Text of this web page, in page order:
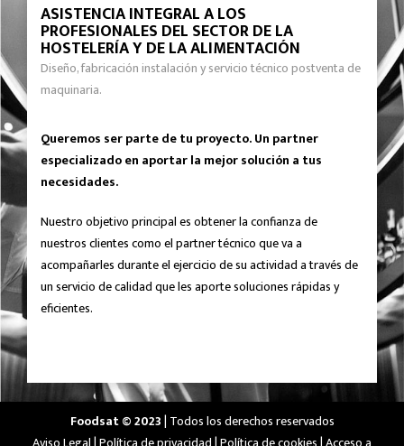
ASISTENCIA INTEGRAL A LOS
PROFESIONALES DEL SECTOR DE LA
HOSTELERÍA Y DE LA ALIMENTACIÓN
Diseño, fabricación instalación y servicio técnico postventa de
maquinaria.
Queremos ser parte de tu proyecto. Un partner
especializado en aportar la mejor solución a tus
necesidades.
Nuestro objetivo principal es obtener la confianza de
nuestros clientes como el partner técnico que va a
acompañarles durante el ejercicio de su actividad a través de
un servicio de calidad que les aporte soluciones rápidas y
eficientes.
Foodsat © 2023| Todos los derechos reservados